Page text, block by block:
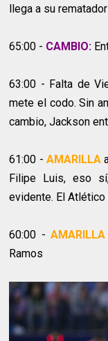
llega a su rematador
65:00 - CAMBIO:
63:00 - Falta de
mete el codo. Sin
cambio, Jackson
61:00 - AMARILLA
Filipe Luis, eso
evidente. El Atlético
60:00 -AMARILLA
Ramos